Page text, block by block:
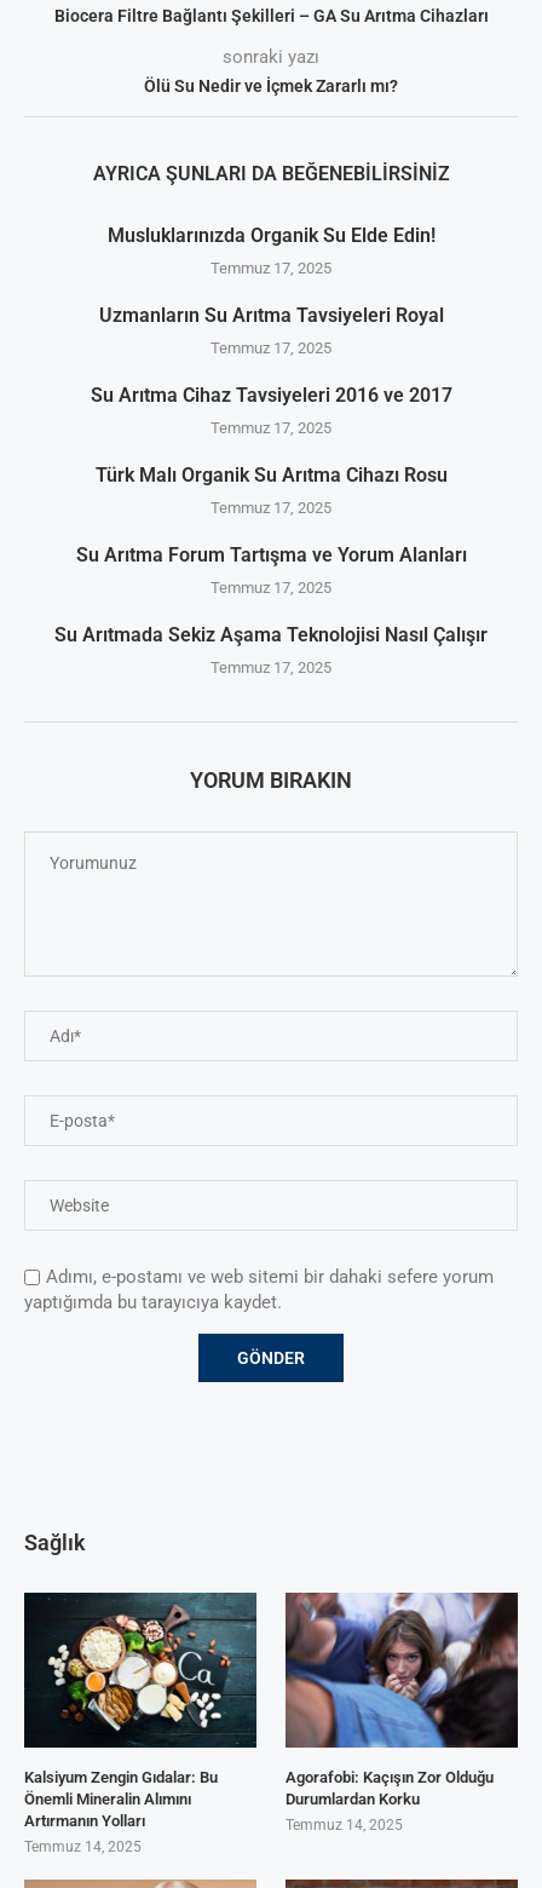
Biocera Filtre Bağlantı Şekilleri – GA Su Arıtma Cihazları
sonraki yazı
Ölü Su Nedir ve İçmek Zararlı mı?
AYRICA ŞUNLARI DA BEĞENEBILIRSINIZ
Musluklarınızda Organik Su Elde Edin!
Temmuz 17, 2025
Uzmanların Su Arıtma Tavsiyeleri Royal
Temmuz 17, 2025
Su Arıtma Cihaz Tavsiyeleri 2016 ve 2017
Temmuz 17, 2025
Türk Malı Organik Su Arıtma Cihazı Rosu
Temmuz 17, 2025
Su Arıtma Forum Tartışma ve Yorum Alanları
Temmuz 17, 2025
Su Arıtmada Sekiz Aşama Teknolojisi Nasıl Çalışır
Temmuz 17, 2025
YORUM BIRAKIN
Adımı, e-postamı ve web sitemi bir dahaki sefere yorum
yaptığımda bu tarayıcıya kaydet.
Sağlık
Kalsiyum Zengin Gıdalar: Bu
Önemli Mineralin Alımını
Artırmanın Yolları
Temmuz 14, 2025
Agorafobi: Kaçışın Zor Olduğu
Durumlardan Korku
Temmuz 14, 2025